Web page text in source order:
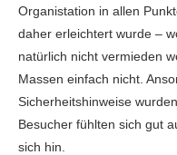
Organistation in allen
daher erleichtert wurde –
natürlich nicht vermieden
Massen einfach nicht.
Sicherheitshinweise
Besucher fühlten sich gut
sich hin.